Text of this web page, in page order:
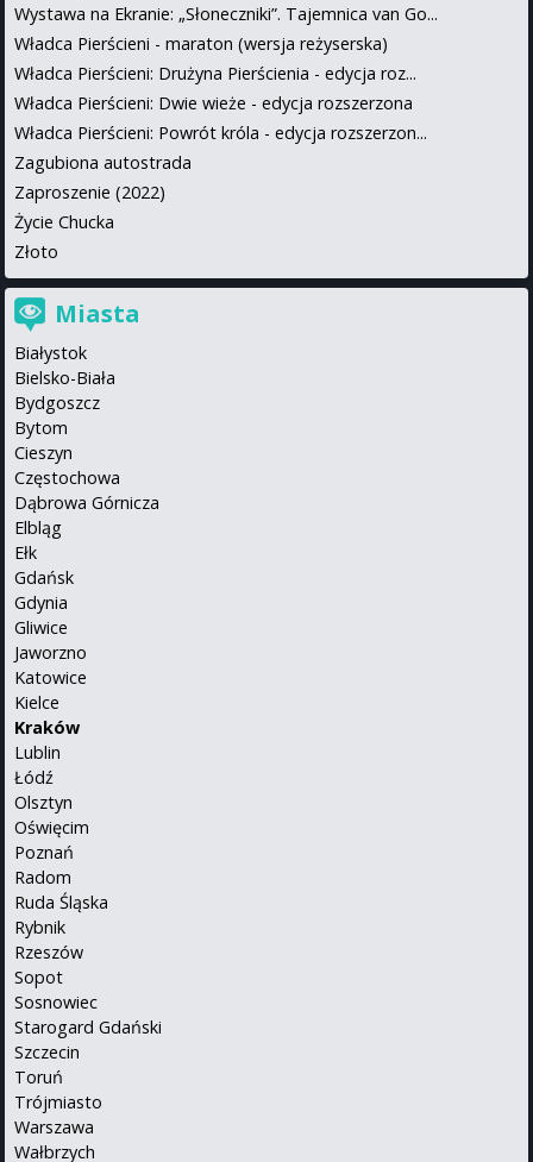
Wystawa na Ekranie: „Słoneczniki”. Tajemnica van Go...
Władca Pierścieni - maraton (wersja reżyserska)
Władca Pierścieni: Drużyna Pierścienia - edycja roz...
Władca Pierścieni: Dwie wieże - edycja rozszerzona
Władca Pierścieni: Powrót króla - edycja rozszerzon...
Zagubiona autostrada
Zaproszenie (2022)
Życie Chucka
Złoto
Miasta
Białystok
Bielsko-Biała
Bydgoszcz
Bytom
Cieszyn
Częstochowa
Dąbrowa Górnicza
Elbląg
Ełk
Gdańsk
Gdynia
Gliwice
Jaworzno
Katowice
Kielce
Kraków
Lublin
Łódź
Olsztyn
Oświęcim
Poznań
Radom
Ruda Śląska
Rybnik
Rzeszów
Sopot
Sosnowiec
Starogard Gdański
Szczecin
Toruń
Trójmiasto
Warszawa
Wałbrzych